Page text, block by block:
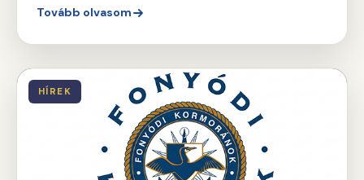
Tovább olvasom
HÍREK